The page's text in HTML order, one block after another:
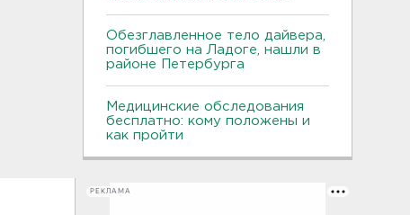
Обезглавленное тело дайвера,
погибшего на Ладоге, нашли в
районе Петербурга
Медицинские обследования
бесплатно: кому положены и
как пройти
РЕКЛАМА